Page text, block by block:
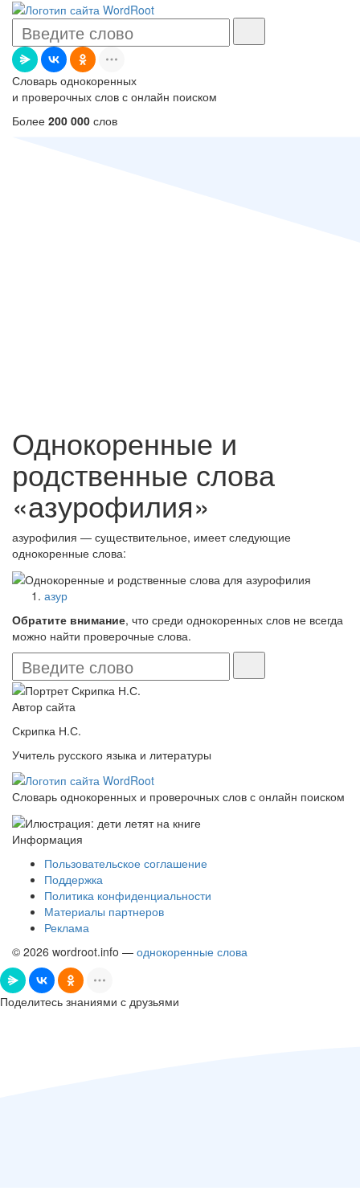
Словарь однокоренных
и проверочных слов с онлайн поиском
Более 200 000 слов
Однокоренные и
родственные слова
«азурофилия»
азурофилия — существительное, имеет следующие
однокоренные слова:
азур
Обратите внимание, что среди однокоренных слов не всегда
можно найти проверочные слова.
Автор сайта
Скрипка Н.С.
Учитель русского языка и литературы
Словарь однокоренных и проверочных слов с онлайн поиском
Информация
Пользовательское соглашение
Поддержка
Политика конфиденциальности
Материалы партнеров
Реклама
© 2026 wordroot.info — однокоренные слова
Поделитесь знаниями с друзьями